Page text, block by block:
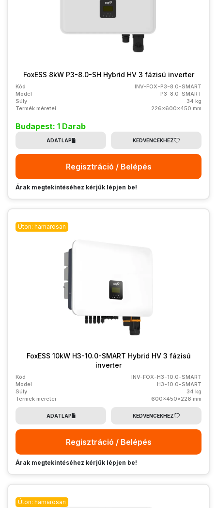
FoxESS 8kW P3-8.0-SH Hybrid HV 3 fázisú inverter
Kód
INV-FOX-P3-8.0-SMART
Model
P3-8.0-SMART
Súly
34 kg
Termék méretei
226x600x450 mm
Budapest: 1 Darab
ADATLAP KEDVENCEKHEZ
Regisztráció / Belépés
Árak megtekintéséhez kérjük lépjen be!
Úton: hamarosan
FoxESS 10kW H3-10.0-SMART Hybrid HV 3 fázisú
inverter
Kód
INV-FOX-H3-10.0-SMART
Model
H3-10.0-SMART
Súly
34 kg
Termék méretei
600x450x226 mm
ADATLAP KEDVENCEKHEZ
Regisztráció / Belépés
Árak megtekintéséhez kérjük lépjen be!
Úton: hamarosan